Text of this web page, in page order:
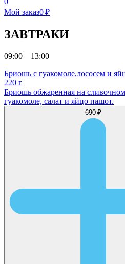
Мой заказ0 ₽
ЗАВТРАКИ
09:00 – 13:00
Бриошь с гуакомоле,лососем и
220 г
Бриошь обжаренная на
гуакомоле, салат и яйцо пашот.
690 ₽